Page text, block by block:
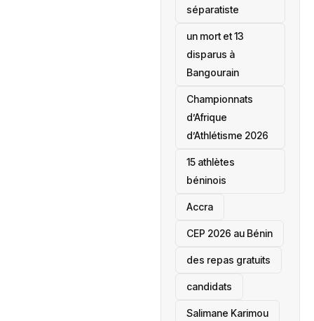
séparatiste
un mort et 13
disparus à
Bangourain
‎Championnats
d’Afrique
d’Athlétisme 2026
15 athlètes
béninois
Accra
‎CEP 2026 au Bénin
des repas gratuits
candidats
Salimane Karimou